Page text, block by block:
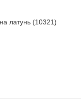
латунь (10321)